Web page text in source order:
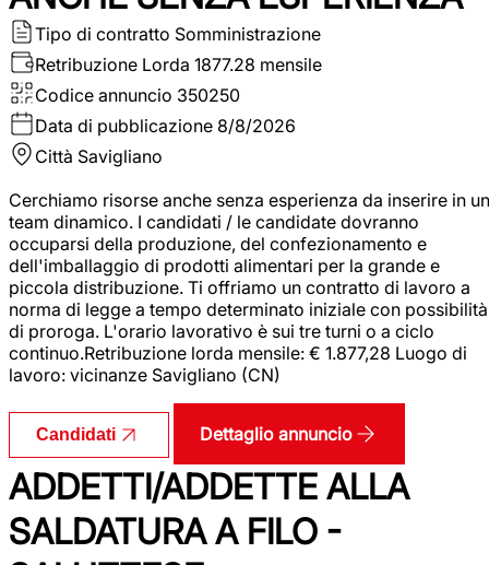
Tipo di contratto Somministrazione
Retribuzione Lorda 1877.28 mensile
Codice annuncio 350250
Data di pubblicazione 8/8/2026
Città Savigliano
Cerchiamo risorse anche senza esperienza da inserire in un
team dinamico. I candidati / le candidate dovranno
occuparsi della produzione, del confezionamento e
dell'imballaggio di prodotti alimentari per la grande e
piccola distribuzione. Ti offriamo un contratto di lavoro a
norma di legge a tempo determinato iniziale con possibilità
di proroga. L'orario lavorativo è sui tre turni o a ciclo
continuo.Retribuzione lorda mensile: € 1.877,28 Luogo di
lavoro: vicinanze Savigliano (CN)
Candidati Dettaglio annuncio
ADDETTI/ADDETTE ALLA
SALDATURA A FILO -